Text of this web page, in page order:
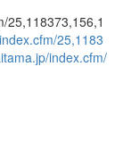
25,118373,156,1
25,1183
index.cfm/